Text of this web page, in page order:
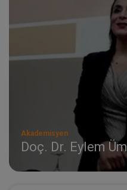
Akademisyen
Doç. Dr. Eylem